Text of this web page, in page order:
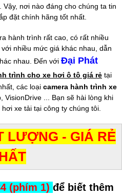
nơi nào đáng cho chúng ta tin
đặt chính hãng tốt nhất.
hành trình rất cao, có rất nhiều
nhiều mức giá khác nhau, dẫn
nhau. Đến với Đại Phát
trình cho xe hơi ô tô giá rẻ tại
các loại camera hành trình xe
VisionDrive ... Bạn sẽ hài lòng khi
xe tải tại công ty chúng tôi.
LƯỢNG - GIÁ RẺ
(phím 1) để biết thêm